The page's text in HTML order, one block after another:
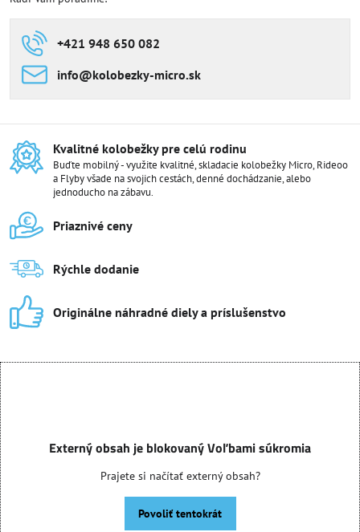
+421 948 650 082
info​@kolobezky-micro​.sk
Kvalitné kolobežky pre celú rodinu
Buďte mobilný - využite kvalitné, skladacie kolobežky Micro, Rideoo
a Flyby všade na svojich cestách, denné dochádzanie, alebo
jednoducho na zábavu.
Priaznivé ceny
Rýchle dodanie
Originálne náhradné diely a príslušenstvo
Externý obsah je blokovaný Voľbami súkromia
Prajete si načítať externý obsah?
Povoliť tentokrát